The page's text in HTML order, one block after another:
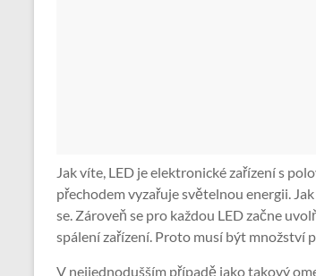
Jak víte, LED je elektronické zařízení s
přechodem vyzařuje světelnou energii.
se. Zároveň se pro každou LED začne
spálení zařízení. Proto musí být množství
V nejjednodušším případě jako takový